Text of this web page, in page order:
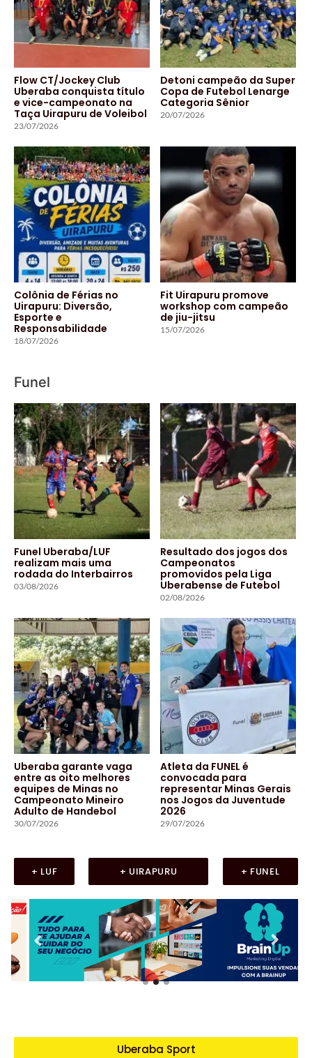
Flow CT/Jockey Club
Uberaba conquista título
e vice-campeonato na
Taça Uirapuru de Voleibol
23/07/2026
Detoni campeão da Super
Copa de Futebol Lenarge
Categoria Sênior
20/07/2026
Colônia de Férias no
Uirapuru: Diversão,
Esporte e
Responsabilidade
18/07/2026
Fit Uirapuru promove
workshop com campeão
de jiu-jitsu
15/07/2026
Funel
Funel Uberaba/LUF
realizam mais uma
rodada do Interbairros
03/08/2026
Resultado dos jogos dos
Campeonatos
promovidos pela Liga
Uberabense de Futebol
02/08/2026
Uberaba garante vaga
entre as oito melhores
equipes de Minas no
Campeonato Mineiro
Adulto de Handebol
30/07/2026
Atleta da FUNEL é
convocada para
representar Minas Gerais
nos Jogos da Juventude
2026
29/07/2026
+ LUF + UIRAPURU + FUNEL
Uberaba Sport